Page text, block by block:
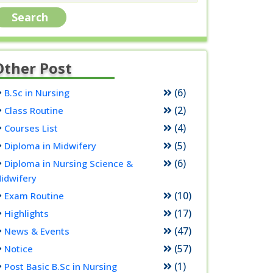
Post
B.Sc in Nursing (6)
Class Routine (2)
Courses List (4)
Diploma in Midwifery (5)
Diploma in Nursing Science &
(6)
Exam Routine (10)
Highlights (17)
News & Events (47)
Notice (57)
Post Basic B.Sc in Nursing (1)